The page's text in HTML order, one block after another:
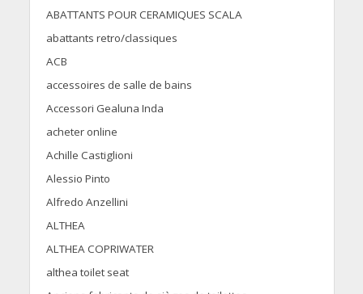
ABATTANTS POUR CERAMIQUES SCALA
abattants retro/classiques
ACB
accessoires de salle de bains
Accessori Gealuna Inda
acheter online
Achille Castiglioni
Alessio Pinto
Alfredo Anzellini
ALTHEA
ALTHEA COPRIWATER
althea toilet seat